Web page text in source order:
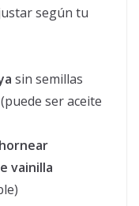
según tu
sin semillas
(puede ser aceite
vainilla